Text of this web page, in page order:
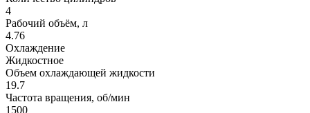
4
Рабочий объём, л
4.76
Охлаждение
Жидкостное
Объем охлаждающей жидкости
19.7
Частота вращения, об/мин
1500